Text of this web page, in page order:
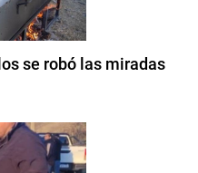
se robó las miradas